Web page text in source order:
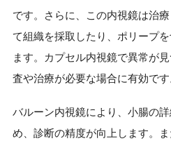
です。さらに、この内視鏡は治
て組織を採取したり、ポリープ
ます。カプセル内視鏡で異常が
査や治療が必要な場合に有効です
バルーン内視鏡により、小腸の
め、診断の精度が向上します。